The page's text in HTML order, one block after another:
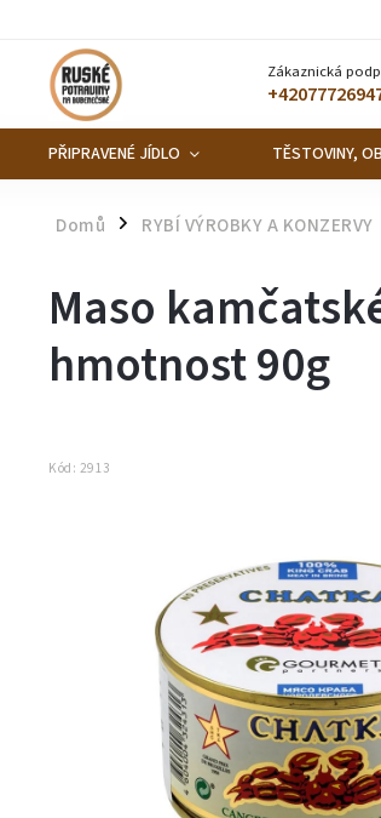
Zákaznická
PŘIPRAVENÉ JÍDLO TĚSTOVINY,
Domů / RYBÍ VÝROBKY A KONZERVY
Maso
hmotnost 90g
Kód: 2913